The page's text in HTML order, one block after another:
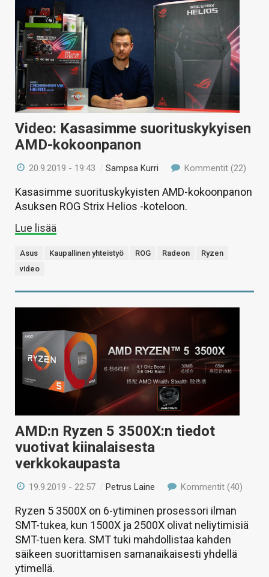
Video: Kasasimme suorituskykyisen
AMD-kokoonpanon
20.9.2019 - 19:43 /Sampsa Kurri Kommentit (22)
Kasasimme suorituskykyisten AMD-kokoonpanon
Asuksen ROG Strix Helios -koteloon.
Lue lisää
Asus Kaupallinen yhteistyö ROG Radeon
Ryzen
video
AMD:n Ryzen 5 3500X:n tiedot
vuotivat kiinalaisesta
verkkokaupasta
19.9.2019 - 22:57 /Petrus Laine Kommentit (40)
Ryzen 5 3500X on 6-ytiminen prosessori ilman
SMT-tukea, kun 1500X ja 2500X olivat neliytimisiä
SMT-tuen kera. SMT tuki mahdollistaa kahden
säikeen suorittamisen samanaikaisesti yhdellä
ytimellä.